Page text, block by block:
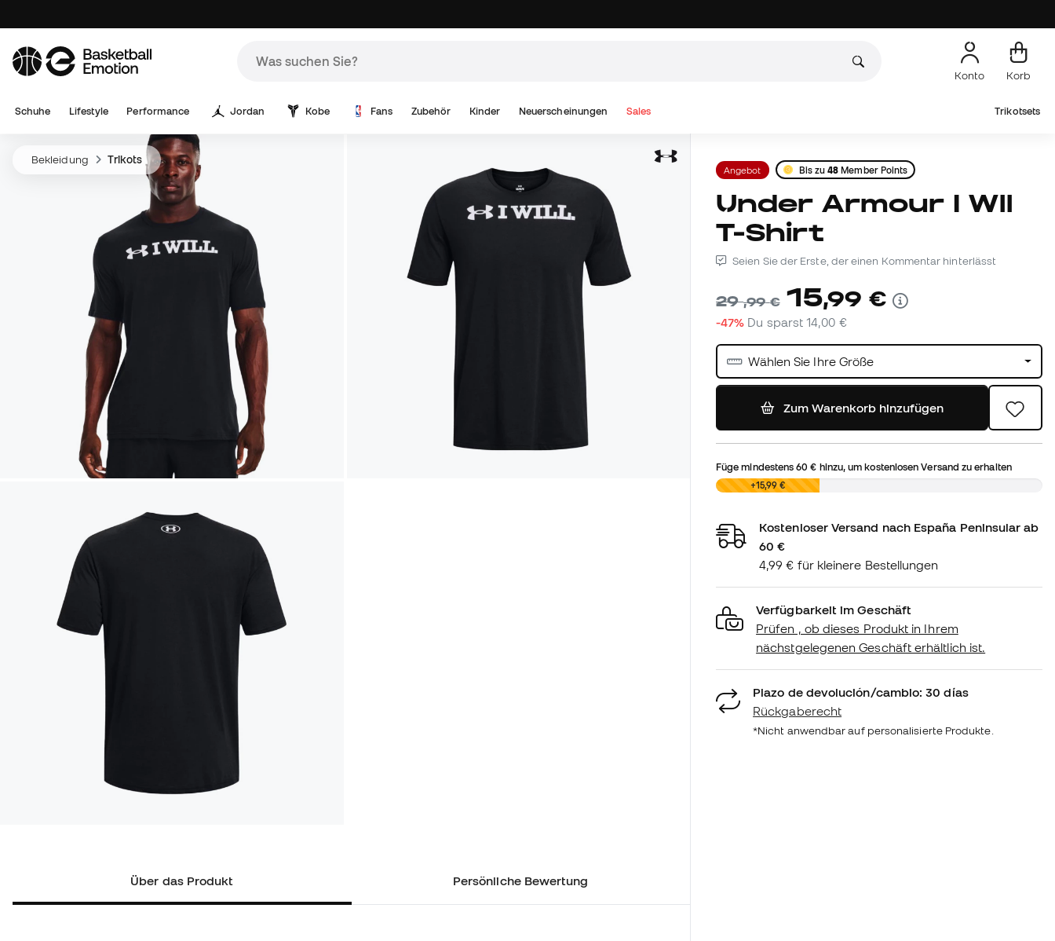
Konto Korb
Schuhe Lifestyle Performance Jordan Kobe Fans Zubehör Kinder Neuerscheinungen Sales Trikotsets
Bekleidung Trikots
Über das Produkt Persönliche Bewertung
Angebot Bis zu48 Member Points
Under Armour I Wll
T-Shirt
Seien Sie der Erste, der einen Kommentar hinterlässt
29,99 € 15,99 €
-47% Du sparst14,00 €
Wählen Sie Ihre Größe
Zum Warenkorb hinzufügen
Füge mindestens60 € hinzu, um kostenlosen Versand zu erhalten
0,00 € +15,99 €
Kostenloser Versand nach España Peninsular ab
60 €
4,99 € für kleinere Bestellungen
Verfügbarkeit im Geschäft
Prüfen , ob dieses Produkt in Ihrem
nächstgelegenen Geschäft erhältlich ist.
Plazo de devolución/cambio: 30 días
Rückgaberecht
*Nicht anwendbar auf personalisierte Produkte.